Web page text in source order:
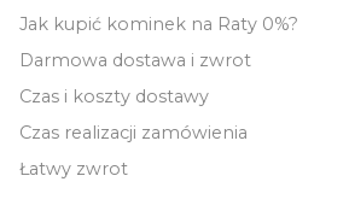
Jak kupić kominek na Raty 0%?
Darmowa dostawa i zwrot
Czas i koszty dostawy
Czas realizacji zamówienia
Łatwy zwrot